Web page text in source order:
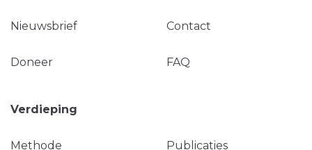
Nieuwsbrief Contact
Doneer FAQ
Verdieping
Methode Publicaties